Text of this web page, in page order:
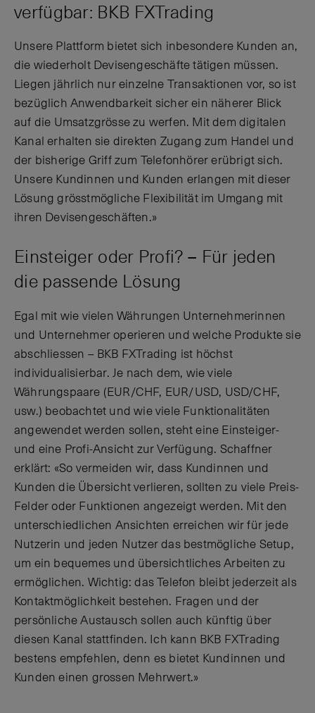
verfügbar: BKB FXTrading
Unsere Plattform bietet sich inbesondere Kunden an,
die wiederholt Devisengeschäfte tätigen müssen.
Liegen jährlich nur einzelne Transaktionen vor, so ist
bezüglich Anwendbarkeit sicher ein näherer Blick
auf die Umsatzgrösse zu werfen. Mit dem digitalen
Kanal erhalten sie direkten Zugang zum Handel und
der bisherige Griff zum Telefonhörer erübrigt sich.
Unsere Kundinnen und Kunden erlangen mit dieser
Lösung grösstmögliche Flexibilität im Umgang mit
ihren Devisengeschäften.»
Einsteiger oder Profi? – Für jeden
die passende Lösung
Egal mit wie vielen Währungen Unternehmerinnen
und Unternehmer operieren und welche Produkte sie
abschliessen – BKB FXTrading ist höchst
individualisierbar. Je nach dem, wie viele
Währungspaare (EUR/CHF, EUR/USD, USD/CHF,
usw.) beobachtet und wie viele Funktionalitäten
angewendet werden sollen, steht eine Einsteiger-
und eine Profi-Ansicht zur Verfügung. Schaffner
erklärt: «So vermeiden wir, dass Kundinnen und
Kunden die Übersicht verlieren, sollten zu viele Preis-
Felder oder Funktionen angezeigt werden. Mit den
unterschiedlichen Ansichten erreichen wir für jede
Nutzerin und jeden Nutzer das bestmögliche Setup,
um ein bequemes und übersichtliches Arbeiten zu
ermöglichen. Wichtig: das Telefon bleibt jederzeit als
Kontaktmöglichkeit bestehen. Fragen und der
persönliche Austausch sollen auch künftig über
diesen Kanal stattfinden. Ich kann BKB FXTrading
bestens empfehlen, denn es bietet Kundinnen und
Kunden einen grossen Mehrwert.»